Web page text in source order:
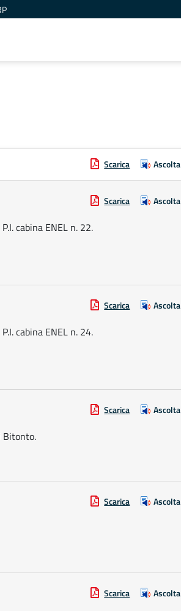
Scarica Ascolta
Scarica Ascolta
cabina ENEL n. 22.
Scarica Ascolta
cabina ENEL n. 24.
Scarica Ascolta
Bitonto.
Scarica Ascolta
Scarica Ascolta